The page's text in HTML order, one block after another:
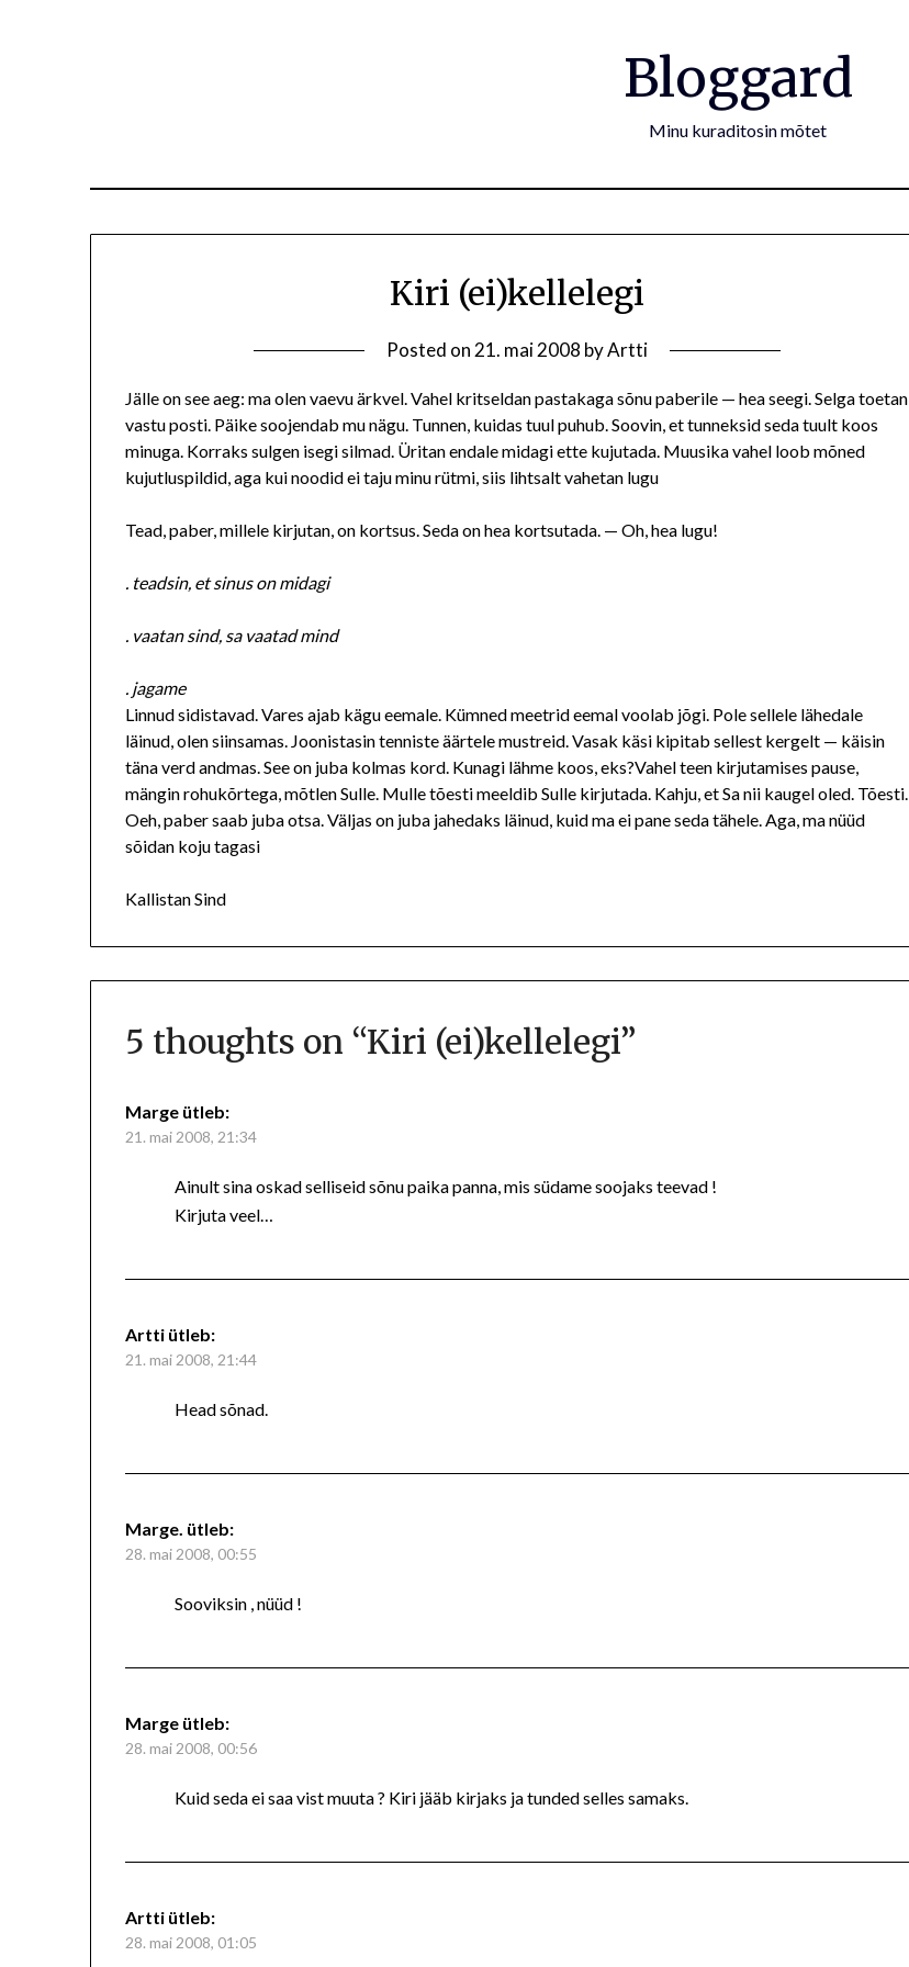
Bloggard
Minu kuraditosin mõtet
Kiri (ei)kellelegi
Posted on 21. mai 2008 byArtti
Jälle on see aeg: ma olen vaevu ärkvel. Vahel kritseldan pastakaga sõnu paberile — hea seegi. Selga toetan
vastu posti. Päike soojendab mu nägu. Tunnen, kuidas tuul puhub. Soovin, et tunneksid seda tuult koos
minuga. Korraks sulgen isegi silmad. Üritan endale midagi ette kujutada. Muusika vahel loob mõned
kujutluspildid, aga kui noodid ei taju minu rütmi, siis lihtsalt vahetan lugu
Tead, paber, millele kirjutan, on kortsus. Seda on hea kortsutada. — Oh, hea lugu!
. teadsin, et sinus on midagi
. vaatan sind, sa vaatad mind
. jagame
Linnud sidistavad. Vares ajab kägu eemale. Kümned meetrid eemal voolab jõgi. Pole sellele lähedale
läinud, olen siinsamas. Joonistasin tenniste äärtele mustreid. Vasak käsi kipitab sellest kergelt — käisin
täna verd andmas. See on juba kolmas kord. Kunagi lähme koos, eks?Vahel teen kirjutamises pause,
mängin rohukõrtega, mõtlen Sulle. Mulle tõesti meeldib Sulle kirjutada. Kahju, et Sa nii kaugel oled. Tõesti.
Oeh, paber saab juba otsa. Väljas on juba jahedaks läinud, kuid ma ei pane seda tähele. Aga, ma nüüd
sõidan koju tagasi
Kallistan Sind
5 thoughts on “Kiri (ei)kellelegi”
Marge ütleb:
21. mai 2008, 21:34
Ainult sina oskad selliseid sõnu paika panna, mis südame soojaks teevad !
Kirjuta veel…
Artti ütleb:
21. mai 2008, 21:44
Head sõnad.
Marge. ütleb:
28. mai 2008, 00:55
Sooviksin , nüüd !
Marge ütleb:
28. mai 2008, 00:56
Kuid seda ei saa vist muuta ? Kiri jääb kirjaks ja tunded selles samaks.
Artti ütleb:
28. mai 2008, 01:05